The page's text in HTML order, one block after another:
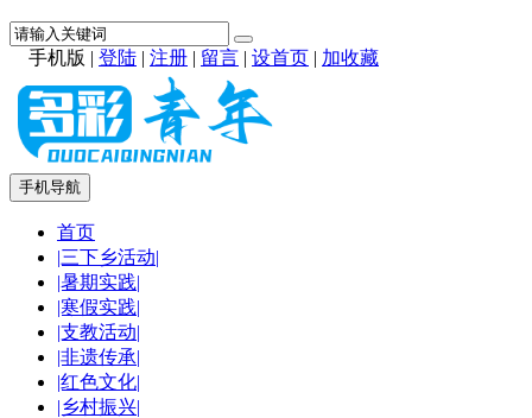
手机版 | 登陆 | 注册 | 留言 | 设首页 | 加收藏
手机导航
首页
|三下乡活动|
|暑期实践|
|寒假实践|
|支教活动|
|非遗传承|
|红色文化|
|乡村振兴|